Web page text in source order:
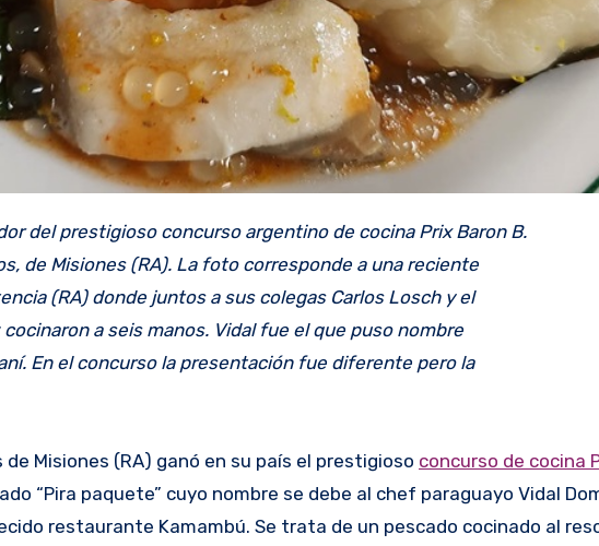
del prestigioso concurso argentino de cocina Prix Baron B.
de Misiones (RA). La foto corresponde a una reciente
(RA) donde juntos a sus colegas Carlos Losch y el
a seis manos. Vidal fue el que puso nombre
En el concurso la presentación fue diferente pero la
Misiones (RA) ganó en su país el prestigioso concurso de cocina
“Pira paquete” cuyo nombre se debe al chef paraguayo Vidal
restaurante Kamambú. Se trata de un pescado cocinado al